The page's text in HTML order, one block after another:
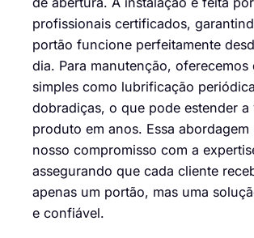
profissionais certificados,
portão funcione perfeitamente
dia. Para manutenção, oferecemos
simples como lubrificação
dobradiças, o que pode estender
produto em anos. Essa abordagem
nosso compromisso com a
assegurando que cada cliente
apenas um portão, mas uma
e confiável.